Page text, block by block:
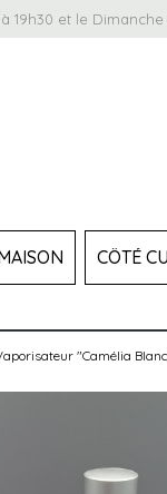
19h30 et le Dimanche
CÔTÉ
"Camélia